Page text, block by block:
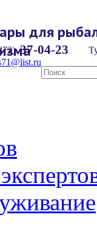
для
37-04-23